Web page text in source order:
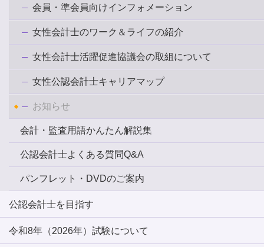
会員・準会員向けインフォメーション
女性会計士のワーク＆ライフの紹介
女性会計士活躍促進協議会の取組について
女性公認会計士キャリアマップ
お知らせ
会計・監査用語かんたん解説集
公認会計士よくある質問Q&A
パンフレット・DVDのご案内
公認会計士を目指す
令和8年（2026年）試験について